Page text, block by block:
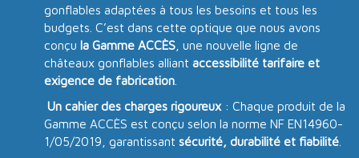
gonflables adaptées à tous les besoins et tous les
budgets. C’est dans cette optique que nous avons
conçu la Gamme ACCÈS , une nouvelle ligne de
châteaux gonflables alliant accessibilité tarifaire et
exigence de fabrication
Un cahier des charges rigoureux: Chaque produit de la
Gamme ACCÈS est conçu selon la norme NF EN14960-
1/05/2019, garantissant sécurité, durabilité et fiabilité